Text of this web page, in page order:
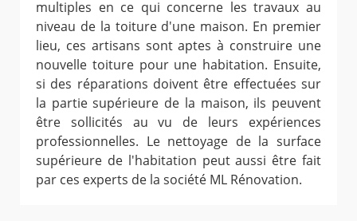
multiples en ce qui concerne les travaux au
niveau de la toiture d'une maison. En premier
lieu, ces artisans sont aptes à construire une
nouvelle toiture pour une habitation. Ensuite,
si des réparations doivent être effectuées sur
la partie supérieure de la maison, ils peuvent
être sollicités au vu de leurs expériences
professionnelles. Le nettoyage de la surface
supérieure de l'habitation peut aussi être fait
par ces experts de la société ML Rénovation.